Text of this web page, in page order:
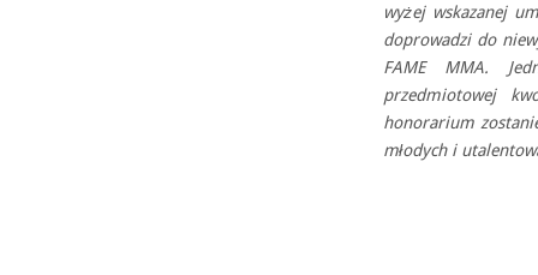
wyżej wskazanej
doprowadzi do
FAME MMA.
przedmiotowej
honorarium
młodych i